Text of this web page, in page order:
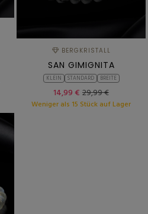
BERGKRISTALL
SAN GIMIGNITA
KLEIN STANDARD BREITE
14,99 € 29,99 €
Weniger als 15 Stück auf Lager